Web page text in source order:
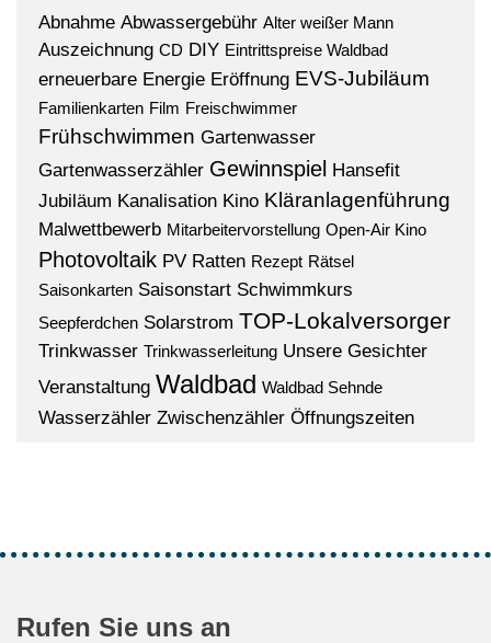
Abnahme Abwassergebühr Alter weißer Mann
Auszeichnung CD DIY Eintrittspreise Waldbad
erneuerbare Energie Eröffnung EVS-Jubiläum
Familienkarten Film Freischwimmer
Frühschwimmen Gartenwasser
Gartenwasserzähler Gewinnspiel Hansefit
Jubiläum Kanalisation Kino Kläranlagenführung
Malwettbewerb Mitarbeitervorstellung Open-Air Kino
Photovoltaik PV Ratten Rezept Rätsel
Saisonkarten Saisonstart Schwimmkurs
Seepferdchen Solarstrom TOP-Lokalversorger
Trinkwasser Trinkwasserleitung Unsere Gesichter
Veranstaltung Waldbad Waldbad Sehnde
Wasserzähler Zwischenzähler Öffnungszeiten
Rufen Sie uns an